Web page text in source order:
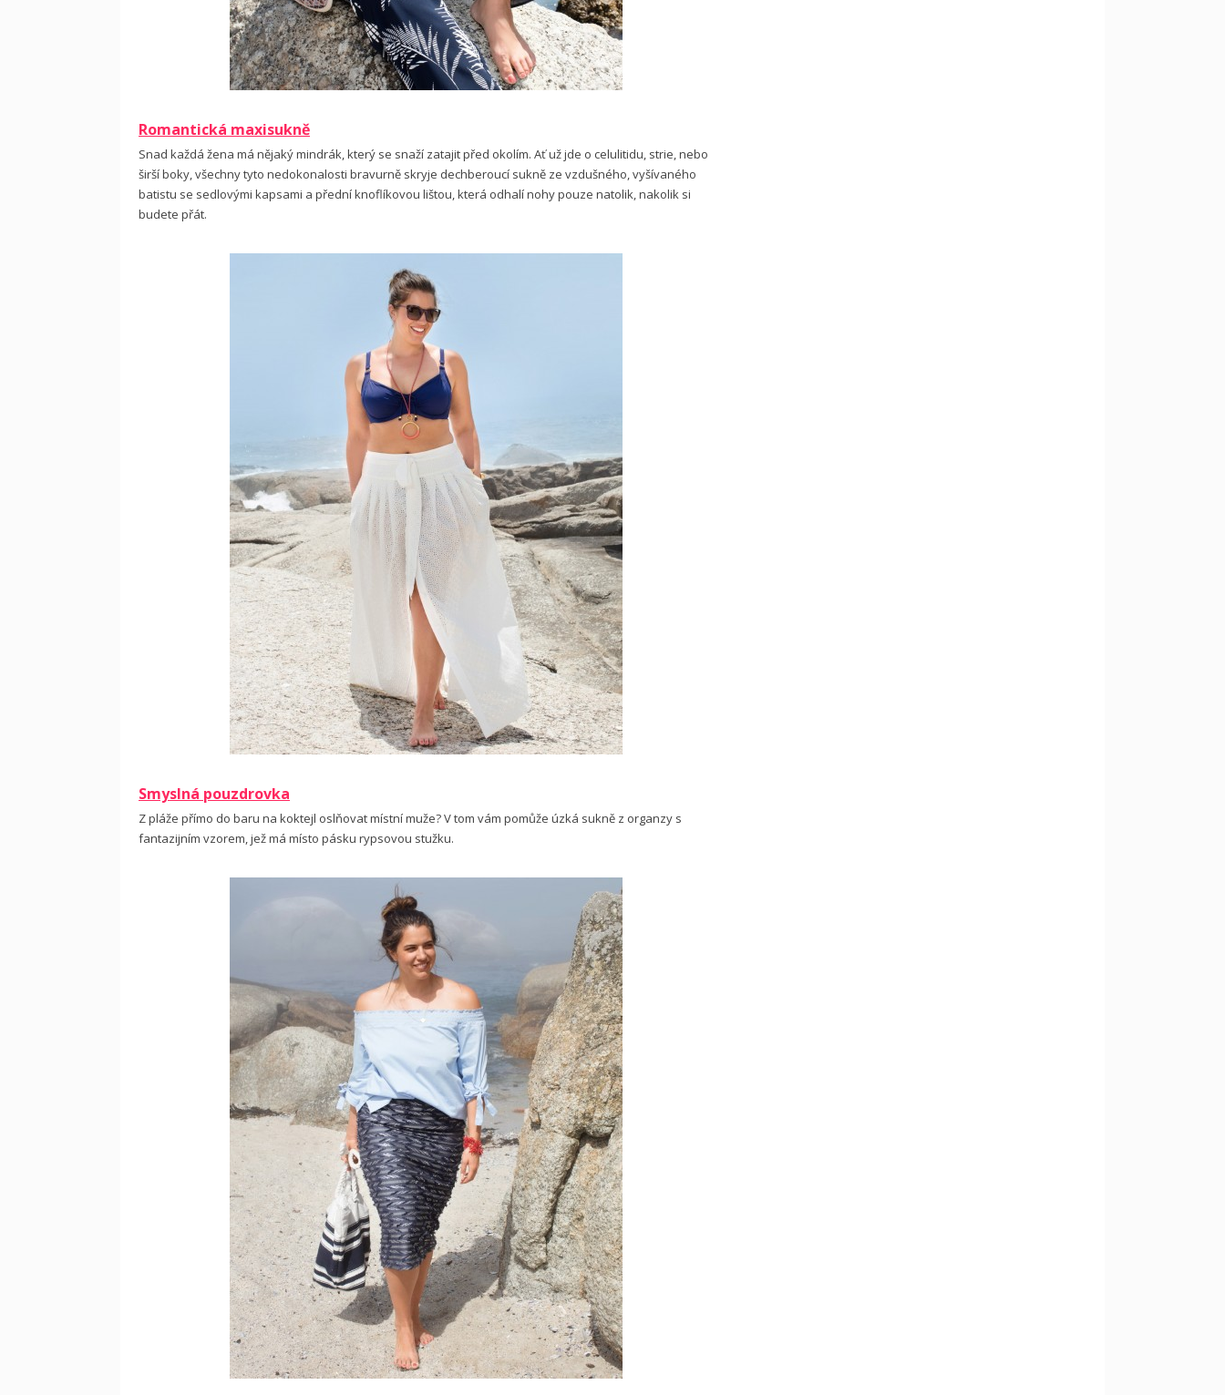
Romantická maxisukně
Snad každá žena má nějaký mindrák, který se snaží zatajit před okolím. Ať už jde o celulitidu, strie, nebo
širší boky, všechny tyto nedokonalosti bravurně skryje dechberoucí sukně ze vzdušného, vyšívaného
batistu se sedlovými kapsami a přední knoflíkovou lištou, která odhalí nohy pouze natolik, nakolik si
budete přát.
Smyslná pouzdrovka
Z pláže přímo do baru na koktejl oslňovat místní muže? V tom vám pomůže úzká sukně z organzy s
fantazijním vzorem, jež má místo pásku rypsovou stužku.